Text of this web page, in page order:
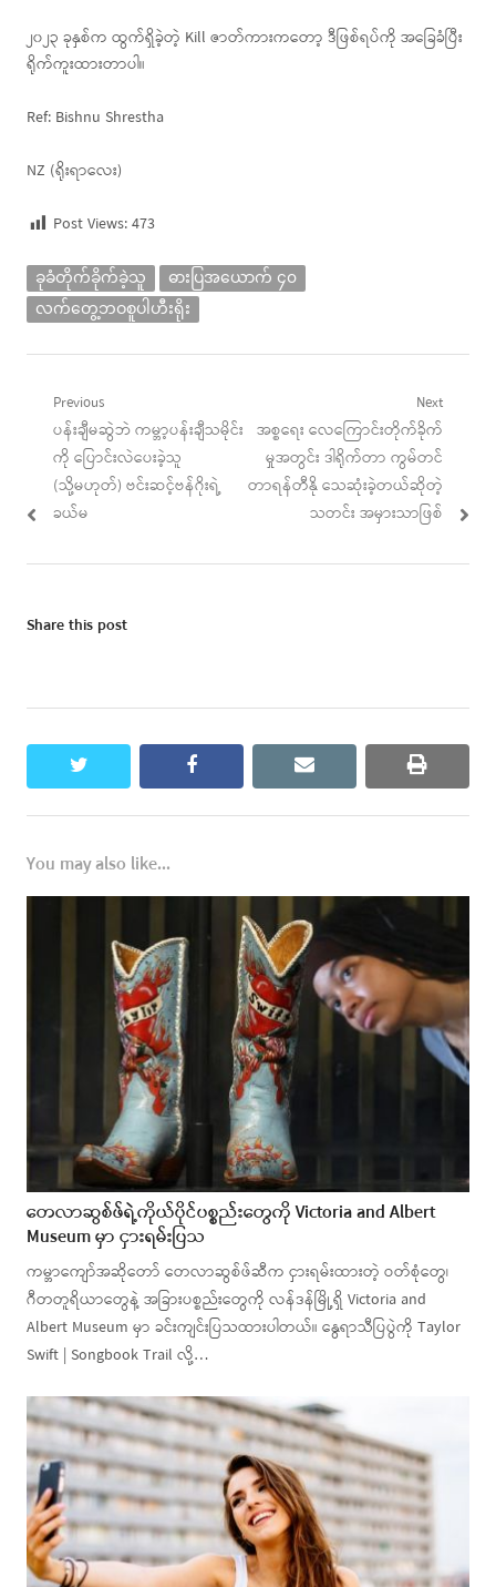
၂၀၂၃ ခုနှစ်က ထွက်ရှိခဲ့တဲ့ Kill ဇာတ်ကားကတော့ ဒီဖြစ်ရပ်ကို အခြေခံပြီး
ရိုက်ကူးထားတာပါ။
Ref: Bishnu Shrestha
NZ (ရိုးရာလေး)
Post Views:473
ခုခံတိုက်ခိုက်ခဲ့သူ
ဓားပြအယောက် ၄၀
လက်တွေ့ဘဝစူပါဟီးရိုး
Post
navigation
Previous
Previous
post:
ပန်းချီမဆွဲဘဲ ကမ္ဘာ့ပန်းချီသမိုင်း
ကို ပြောင်းလဲပေးခဲ့သူ
(သို့မဟုတ်) ဗင်းဆင့်ဗန်ဂိုးရဲ့
ခယ်မ
Next
Next
post:
အစ္စရေး လေကြောင်းတိုက်ခိုက်
မှုအတွင်း ဒါရိုက်တာ ကွမ်တင်
တာရန်တီနို သေဆုံးခဲ့တယ်ဆိုတဲ့
သတင်း အမှားသာဖြစ်
Share this post
twitter facebook email print
You may also like...
တေလာဆွစ်ဖ်ရဲ့ကိုယ်ပိုင်ပစ္စည်းတွေကို Victoria and Albert
Museum မှာ ငှားရမ်းပြသ
ကမ္ဘာကျော်အဆိုတော် တေလာဆွစ်ဖ်ဆီက ငှားရမ်းထားတဲ့ ဝတ်စုံတွေ၊
ဂီတတူရိယာတွေနဲ့ အခြားပစ္စည်းတွေကို လန်ဒန်မြို့ရှိ Victoria and
Albert Museum မှာ ခင်းကျင်းပြသထားပါတယ်။ နွေရာသီပြပွဲကို Taylor
Swift | Songbook Trail လို့…